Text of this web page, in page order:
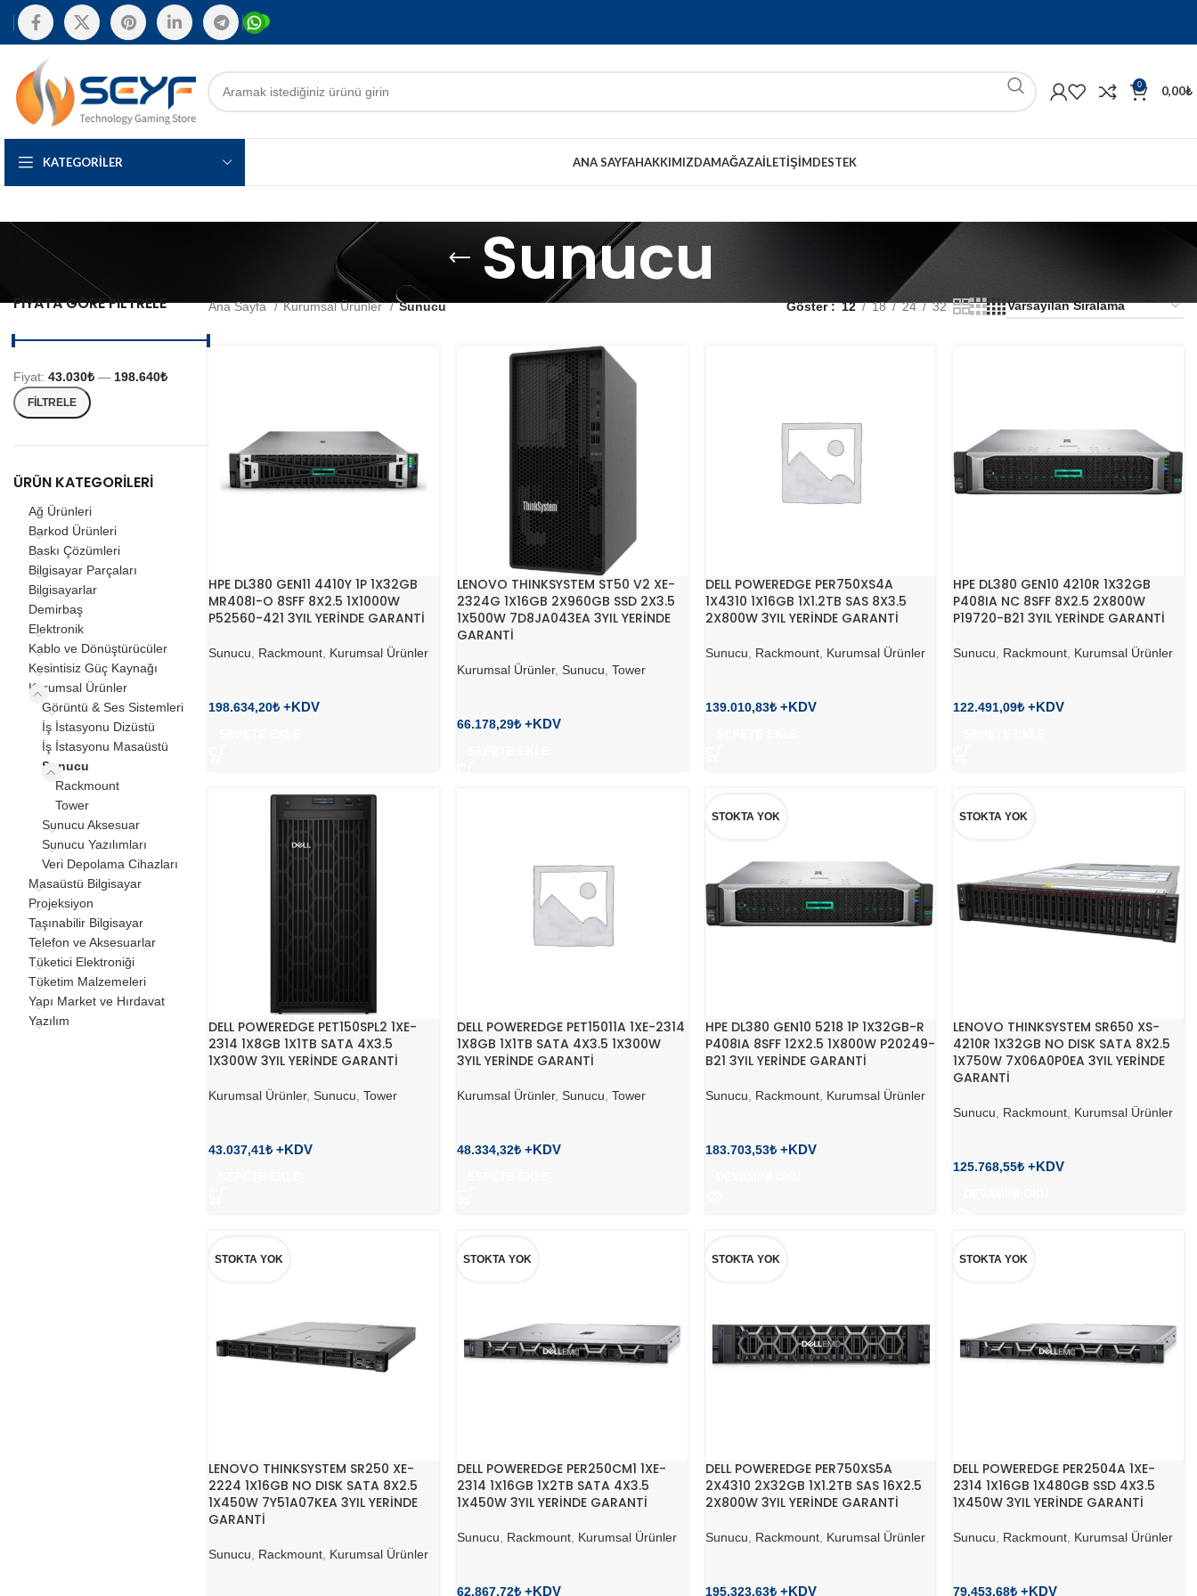
0 0,00₺
KATEGORILER ANA SAYFAHAKKIMIZDAMAĞAZAİLETIŞIMDESTEK
Sunucu
FIYATA GÖRE FILTRELE
FILTRELE
Fiyat: 43.030₺ — 198.640₺
ÜRÜN KATEGORILERI
Ağ Ürünleri
Barkod Ürünleri
Baskı Çözümleri
Bilgisayar Parçaları
Bilgisayarlar
Demirbaş
Elektronik
Kablo ve Dönüştürücüler
Kesintisiz Güç Kaynağı
Kurumsal Ürünler
Görüntü & Ses Sistemleri
İş İstasyonu Dizüstü
İş İstasyonu Masaüstü
Sunucu
Rackmount
Tower
Sunucu Aksesuar
Sunucu Yazılımları
Veri Depolama Cihazları
Masaüstü Bilgisayar
Projeksiyon
Taşınabilir Bilgisayar
Telefon ve Aksesuarlar
Tüketici Elektroniği
Tüketim Malzemeleri
Yapı Market ve Hırdavat
Yazılım
Ana Sayfa Kurumsal Ürünler Sunucu Göster 12 18 24 32
HPE DL380 GEN11 4410Y 1P 1X32GB
MR408I-O 8SFF 8X2.5 1X1000W
P52560-421 3YIL YERİNDE GARANTİ
Sunucu Rackmount Kurumsal Ürünler
198.634,20₺
LENOVO THINKSYSTEM ST50 V2 XE-
2324G 1X16GB 2X960GB SSD 2X3.5
1X500W 7D8JA043EA 3YIL YERİNDE
GARANTİ
Kurumsal Ürünler, Sunucu Tower
66.178,29₺
DELL POWEREDGE PER750XS4A
1X4310 1X16GB 1X1.2TB SAS 8X3.5
2X800W 3YIL YERİNDE GARANTİ
Sunucu Rackmount, Kurumsal Ürünler
139.010,83₺
HPE DL380 GEN10 4210R 1X32GB
P408IA NC 8SFF 8X2.5 2X800W
P19720-B21 3YIL YERİNDE GARANTİ
Sunucu Rackmount Kurumsal Ürünler
122.491,09₺
DELL POWEREDGE PET150SPL2 1XE-
2314 1X8GB 1X1TB SATA 4X3.5
1X300W 3YIL YERİNDE GARANTİ
Kurumsal Ürünler, Sunucu Tower
43.037,41₺
DELL POWEREDGE PET15011A 1XE-2314
1X8GB 1X1TB SATA 4X3.5 1X300W
3YIL YERİNDE GARANTİ
Kurumsal Ürünler, Sunucu Tower
48.334,32₺
STOKTA YOK
HPE DL380 GEN10 5218 1P 1X32GB-R
P408IA 8SFF 12X2.5 1X800W P20249-
B21 3YIL YERİNDE GARANTİ
Sunucu Rackmount, Kurumsal Ürünler
183.703,53₺
STOKTA YOK
LENOVO THINKSYSTEM SR650 XS-
4210R 1X32GB NO DISK SATA 8X2.5
1X750W 7X06A0P0EA 3YIL YERİNDE
GARANTİ
Sunucu Rackmount Kurumsal Ürünler
125.768,55₺
STOKTA YOK
LENOVO THINKSYSTEM SR250 XE-
2224 1X16GB NO DISK SATA 8X2.5
1X450W 7Y51A07KEA 3YIL YERİNDE
GARANTİ
Sunucu, Rackmount, Kurumsal Ürünler
STOKTA YOK
DELL POWEREDGE PER250CM1 1XE-
2314 1X16GB 1X2TB SATA 4X3.5
1X450W 3YIL YERİNDE GARANTİ
Sunucu, Rackmount, Kurumsal Ürünler
62.867,72₺
STOKTA YOK
DELL POWEREDGE PER750XS5A
2X4310 2X32GB 1X1.2TB SAS 16X2.5
2X800W 3YIL YERİNDE GARANTİ
Sunucu, Rackmount, Kurumsal Ürünler
195.323,63₺
STOKTA YOK
DELL POWEREDGE PER2504A 1XE-
2314 1X16GB 1X480GB SSD 4X3.5
1X450W 3YIL YERİNDE GARANTİ
Sunucu, Rackmount, Kurumsal Ürünler
79.453,68₺